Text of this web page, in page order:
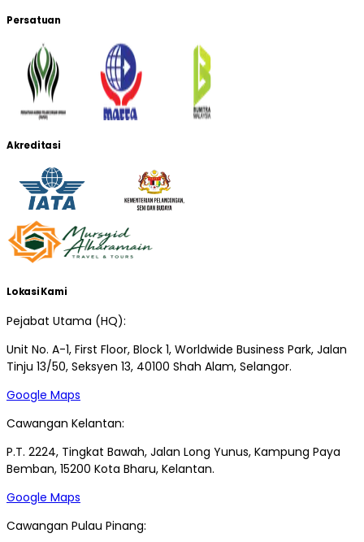
Persatuan
Akreditasi
Lokasi Kami
Pejabat Utama (HQ):
Unit No. A-1, First Floor, Block 1, Worldwide Business Park, Jalan
Tinju 13/50, Seksyen 13, 40100 Shah Alam, Selangor.
Google Maps
Cawangan Kelantan:
P.T. 2224, Tingkat Bawah, Jalan Long Yunus, Kampung Paya
Bemban, 15200 Kota Bharu, Kelantan.
Google Maps
Cawangan Pulau Pinang: